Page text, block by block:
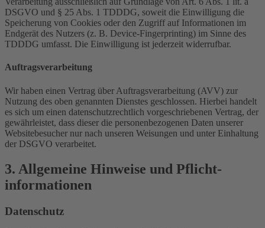
DSGVO und § 25 Abs. 1 TDDDG, soweit die Einwilligung die
Speicherung von Cookies oder den Zugriff auf Informationen im
Endgerät des Nutzers (z. B. Device-Fingerprinting) im Sinne des
TDDDG umfasst. Die Einwilligung ist jederzeit widerrufbar.
Auftragsverarbeitung
Wir haben einen Vertrag über Auftragsverarbeitung (AVV) zur
Nutzung des oben genannten Dienstes geschlossen. Hierbei handelt
es sich um einen datenschutzrechtlich vorgeschriebenen Vertrag, der
gewährleistet, dass dieser die personenbezogenen Daten unserer
Websitebesucher nur nach unseren Weisungen und unter Einhaltung
der DSGVO verarbeitet.
3. Allgemeine Hinweise und Pflicht­
informationen
Datenschutz